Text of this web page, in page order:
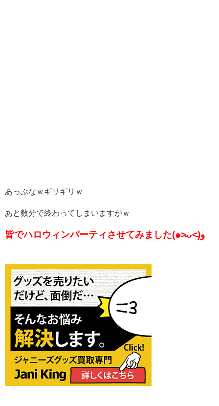
あっぶなｗギリギリｗ
あと数分で終わってしまいますがｗ
皆でハロウィンパーティさせてみました(๑˃̵ᴗ˂̵)و